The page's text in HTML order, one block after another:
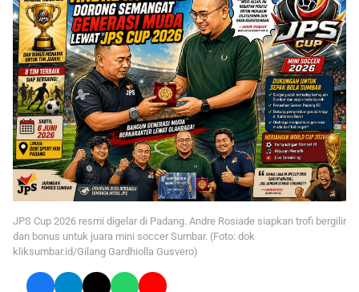
JPS Cup 2026 resmi digelar di Padang. Andre Rosiade siapkan trofi bergilir
dan bonus untuk juara mini soccer Sumbar. (Foto: dok
kliksumbar.id/Gilang Gardhiolla Gusvero)